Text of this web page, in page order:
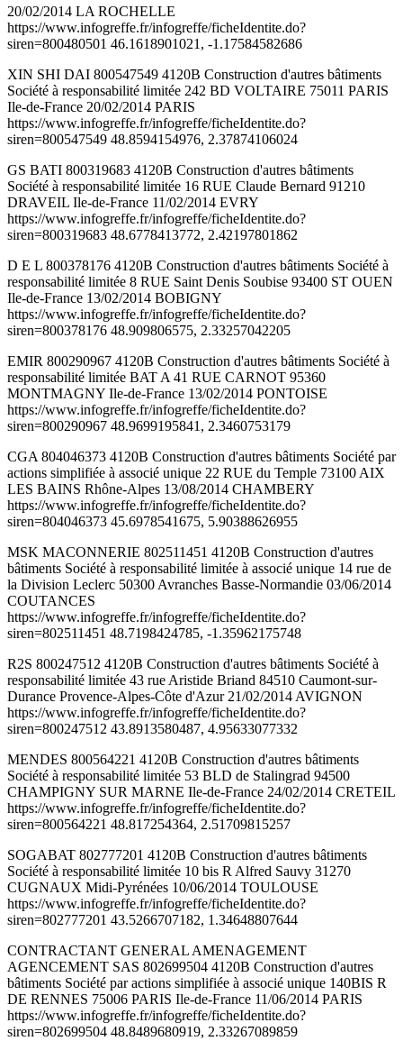
20/02/2014 LA ROCHELLE
https://www.infogreffe.fr/infogreffe/ficheIdentite.do?
siren=800480501 46.1618901021, -1.17584582686
XIN SHI DAI 800547549 4120B Construction d'autres bâtiments
Société à responsabilité limitée 242 BD VOLTAIRE 75011 PARIS
Ile-de-France 20/02/2014 PARIS
https://www.infogreffe.fr/infogreffe/ficheIdentite.do?
siren=800547549 48.8594154976, 2.37874106024
GS BATI 800319683 4120B Construction d'autres bâtiments
Société à responsabilité limitée 16 RUE Claude Bernard 91210
DRAVEIL Ile-de-France 11/02/2014 EVRY
https://www.infogreffe.fr/infogreffe/ficheIdentite.do?
siren=800319683 48.6778413772, 2.42197801862
D E L 800378176 4120B Construction d'autres bâtiments Société à
responsabilité limitée 8 RUE Saint Denis Soubise 93400 ST OUEN
Ile-de-France 13/02/2014 BOBIGNY
https://www.infogreffe.fr/infogreffe/ficheIdentite.do?
siren=800378176 48.909806575, 2.33257042205
EMIR 800290967 4120B Construction d'autres bâtiments Société à
responsabilité limitée BAT A 41 RUE CARNOT 95360
MONTMAGNY Ile-de-France 13/02/2014 PONTOISE
https://www.infogreffe.fr/infogreffe/ficheIdentite.do?
siren=800290967 48.9699195841, 2.3460753179
CGA 804046373 4120B Construction d'autres bâtiments Société par
actions simplifiée à associé unique 22 RUE du Temple 73100 AIX
LES BAINS Rhône-Alpes 13/08/2014 CHAMBERY
https://www.infogreffe.fr/infogreffe/ficheIdentite.do?
siren=804046373 45.6978541675, 5.90388626955
MSK MACONNERIE 802511451 4120B Construction d'autres
bâtiments Société à responsabilité limitée à associé unique 14 rue de
la Division Leclerc 50300 Avranches Basse-Normandie 03/06/2014
COUTANCES
https://www.infogreffe.fr/infogreffe/ficheIdentite.do?
siren=802511451 48.7198424785, -1.35962175748
R2S 800247512 4120B Construction d'autres bâtiments Société à
responsabilité limitée 43 rue Aristide Briand 84510 Caumont-sur-
Durance Provence-Alpes-Côte d'Azur 21/02/2014 AVIGNON
https://www.infogreffe.fr/infogreffe/ficheIdentite.do?
siren=800247512 43.8913580487, 4.95633077332
MENDES 800564221 4120B Construction d'autres bâtiments
Société à responsabilité limitée 53 BLD de Stalingrad 94500
CHAMPIGNY SUR MARNE Ile-de-France 24/02/2014 CRETEIL
https://www.infogreffe.fr/infogreffe/ficheIdentite.do?
siren=800564221 48.817254364, 2.51709815257
SOGABAT 802777201 4120B Construction d'autres bâtiments
Société à responsabilité limitée 10 bis R Alfred Sauvy 31270
CUGNAUX Midi-Pyrénées 10/06/2014 TOULOUSE
https://www.infogreffe.fr/infogreffe/ficheIdentite.do?
siren=802777201 43.5266707182, 1.34648807644
CONTRACTANT GENERAL AMENAGEMENT
AGENCEMENT SAS 802699504 4120B Construction d'autres
bâtiments Société par actions simplifiée à associé unique 140BIS R
DE RENNES 75006 PARIS Ile-de-France 11/06/2014 PARIS
https://www.infogreffe.fr/infogreffe/ficheIdentite.do?
siren=802699504 48.8489680919, 2.33267089859